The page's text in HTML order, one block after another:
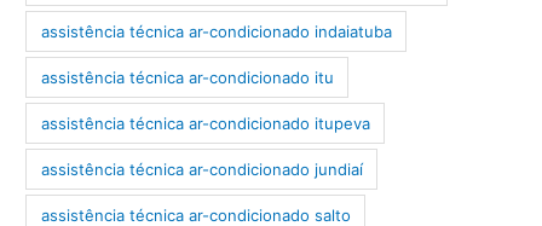
assistência técnica ar-condicionado indaiatuba
assistência técnica ar-condicionado itu
assistência técnica ar-condicionado itupeva
assistência técnica ar-condicionado jundiaí
assistência técnica ar-condicionado salto